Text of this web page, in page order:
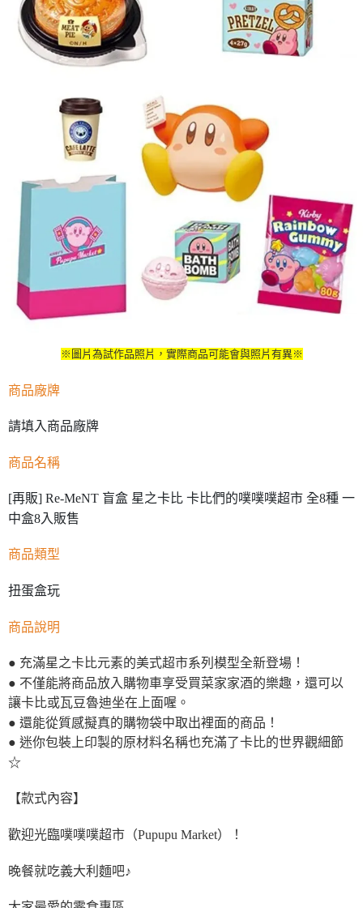
※圖片為試作品照片，實際商品可能會與照片有異※
商品廠牌
請填入商品廠牌
商品名稱
[再販] Re-MeNT 盲盒 星之卡比 卡比們的噗噗噗超市 全8種 一
中盒8入販售
商品類型
扭蛋盒玩
商品說明
● 充滿星之卡比元素的美式超市系列模型全新登場！
● 不僅能將商品放入購物車享受買菜家家酒的樂趣，還可以
讓卡比或瓦豆魯迪坐在上面喔。
● 還能從質感擬真的購物袋中取出裡面的商品！
● 迷你包裝上印製的原材料名稱也充滿了卡比的世界觀細節
☆
【款式內容】
歡迎光臨噗噗噗超市（Pupupu Market）！
晚餐就吃義大利麵吧♪